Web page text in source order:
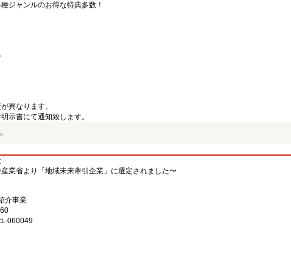
ジャンルのお得な特典多数！
異なります。
示書にて通知致します。
業省より「地域未来牽引企業」に選定されました〜
介事業
-060049